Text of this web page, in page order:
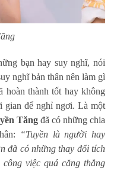
bạn hay suy nghĩ, nói
nghĩ bản thân nên làm gì
hoàn thành tốt hay không
gian để nghỉ ngơi. Là một
Tăng đã có những chia
“Tuyền là người hay
đã có những thay đổi tích
việc quá căng thẳng